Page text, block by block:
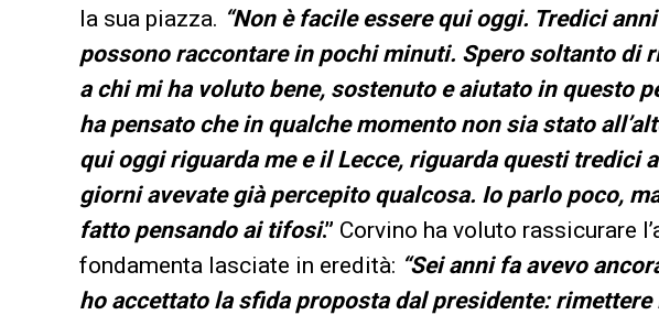
la sua piazza. “Non è facile essere qui oggi. Tredici
possono raccontare in pochi minuti. Spero soltanto di
a chi mi ha voluto bene, sostenuto e aiutato in questo
ha pensato che in qualche momento non sia stato
qui oggi riguarda me e il Lecce, riguarda questi tredici
giorni avevate già percepito qualcosa. Io parlo poco,
fatto pensando ai tifosi.” Corvino ha voluto rassicurare
fondamenta lasciate in eredità: “Sei anni fa avevo
ho accettato la sfida proposta dal presidente: